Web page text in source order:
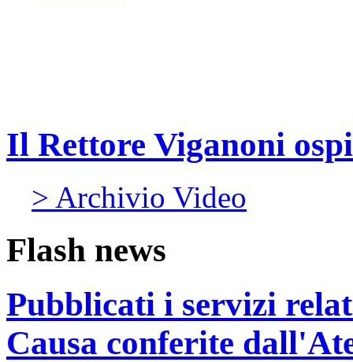
Il Rettore Viganoni
> Archivio Video
Flash news
Pubblicati i servizi
Causa conferite